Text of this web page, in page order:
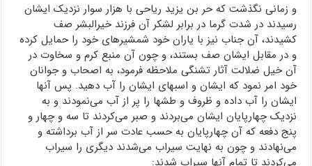
و زمانی نگذشت که حر بن یزید ریاحی با هزار سوار نزدیک ایشان
رسیدند در شدت گرما در برابر لشکر آن فرزند خیرالبشر صف
کشیدند، آن جناب نیز با یاران خود شمشیرهای خود را حمایل کرده
و در مقابل ایشان صف بستند، و چون آن منبع کرم و سخاوت در
آن خیل ضلالت آثار تشنگی ملاحظه فرمود، به اصحاب و جوانان
خود امر نمود که ایشان و اسبهای ایشان را آب دهید. پس آنها
ایشان را آب داده و ظروف و طشها را پر از آب می‌نمودند و به
نزدیک چهارپایان ایشان می‌بردند و صبر می‌کردند تا سه و چهار و
پنج دفعه که آن چهارپایان به حسب عادت سر از آب برداشته و
می‌نهادند و چون به نهایت سیراب می‌شدند دیگری را سیراب